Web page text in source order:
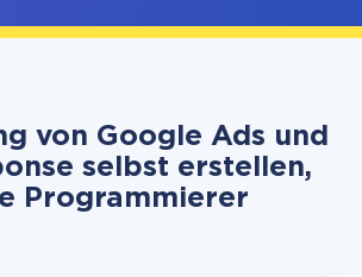
von Google Ads und
selbst erstellen,
Programmierer